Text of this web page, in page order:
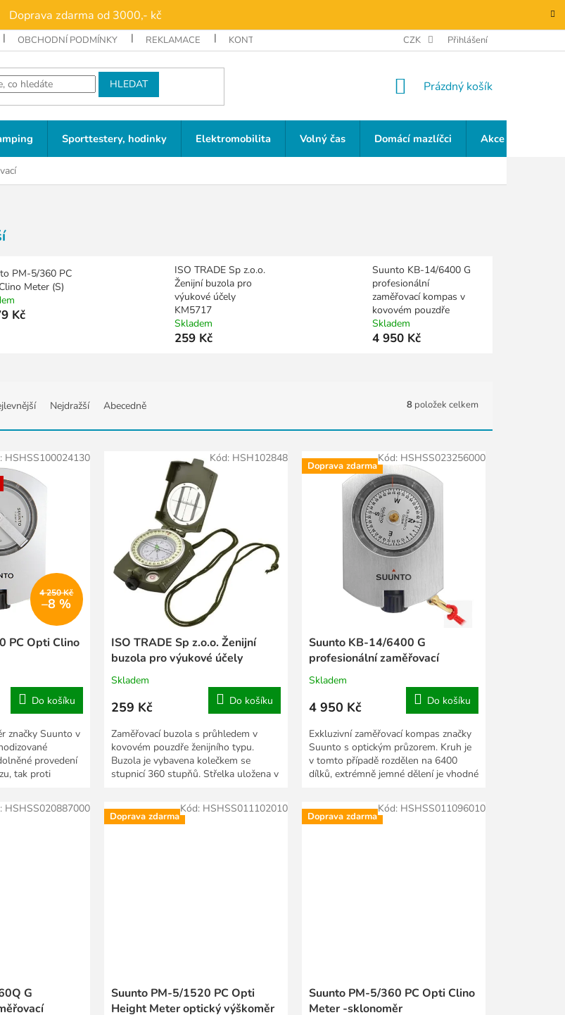
Doprava zdarma od 3000,- kč
OBCHODNÍ PODMÍNKY REKLAMACE KONTAKTY CZK Přihlášení
HLEDAT
NÁKUPNÍ
Prázdný košík
Sporttestery, hodinky Elektromobilita Volný čas Domácí mazlíčci Akce a slevy
PM-5/360 PC
Meter (S)
Kč
ISO TRADE Sp z.o.o.
Ženijní buzola pro
výukové účely
KM5717
Skladem
259 Kč
Suunto KB-14/6400 G
profesionální
zaměřovací kompas v
kovovém pouzdře
Skladem
4 950 Kč
Nejdražší Abecedně 8 položek celkem
4 250 Kč
–8 %
PC Opti Clino
Do košíku
značky Suunto v
provedení
tak proti
HSHSS100024130
ISO TRADE Sp z.o.o. Ženijní
buzola pro výukové účely
KM5717
Skladem
259 Kč Do košíku
Zaměřovací buzola s průhledem v
kovovém pouzdře ženijního typu.
Buzola je vybavena kolečkem se
stupnicí 360 stupňů. Střelka uložena v
Kód: HSH102848
Doprava zdarma
Suunto KB-14/6400 G
profesionální zaměřovací
kompas v kovovém pouzdře
Skladem
4 950 Kč Do košíku
Exkluzivní zaměřovací kompas značky
Suunto s optickým průzorem. Kruh je
v tomto případě rozdělen na 6400
dílků, extrémně jemné dělení je vhodné
Kód: HSHSS023256000
G
HSHSS020887000
Doprava zdarma
Suunto PM-5/1520 PC Opti
Height Meter optický výškoměr
Kód: HSHSS011102010
Doprava zdarma
Suunto PM-5/360 PC Opti Clino
Meter -sklonoměr
Kód: HSHSS011096010